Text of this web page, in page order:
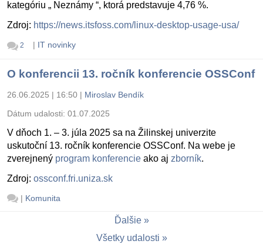
kategóriu „ Neznámy “, ktorá predstavuje 4,76 %.
Zdroj: https://news.itsfoss.com/linux-desktop-usage-usa/
2 | IT novinky
O konferencii 13. ročník konferencie OSSConf
26.06.2025 | 16:50 | Miroslav Bendík
Dátum udalosti: 01.07.2025
V dňoch 1. – 3. júla 2025 sa na Žilinskej univerzite
uskutoční 13. ročník konferencie OSSConf. Na webe je
zverejnený program konferencie ako aj zborník.
Zdroj: ossconf.fri.uniza.sk
| Komunita
Ďalšie
Všetky udalosti